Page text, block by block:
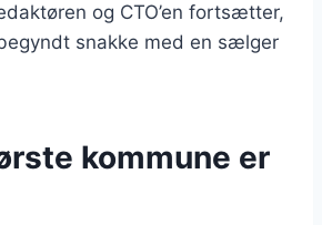
og CTO’en fortsætter,
snakke med en sælger
kommune er